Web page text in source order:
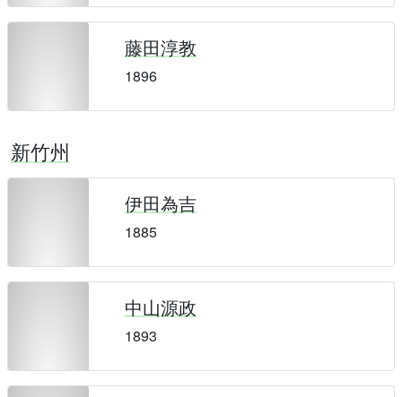
藤田淳教
1896
新竹州
伊田為吉
1885
中山源政
1893